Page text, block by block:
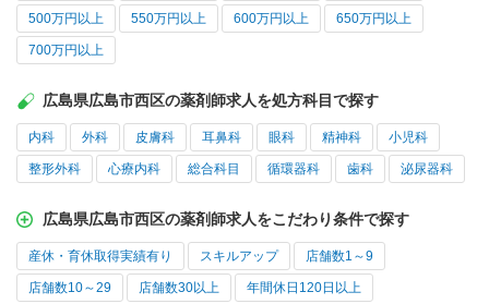
500万円以上 550万円以上 600万円以上 650万円以上
700万円以上
広島県広島市西区の薬剤師求人を処方科目で探す
内科 外科 皮膚科 耳鼻科 眼科 精神科 小児科
整形外科 心療内科 総合科目 循環器科 歯科 泌尿器科
広島県広島市西区の薬剤師求人をこだわり条件で探す
産休・育休取得実績有り スキルアップ 店舗数1～9
店舗数10～29 店舗数30以上 年間休日120日以上